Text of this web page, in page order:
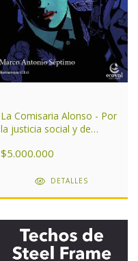
La Comisaria Alonso - Por
la justicia social y de
$5.000.000
DETALLES